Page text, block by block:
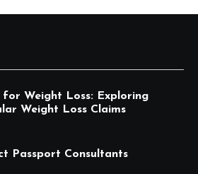
for Weight Loss: Exploring
Weight Loss Claims
Passport Consultants